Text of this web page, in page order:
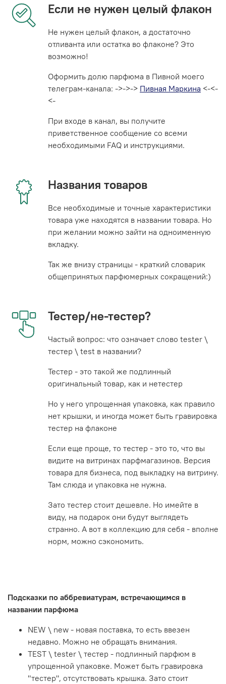
Если не нужен целый флакон
Не нужен целый флакон, а достаточно
отливанта или остатка во флаконе? Это
возможно!
Оформить долю парфюма в Пивной моего
телеграм-канала: ->->-> Пивная Маркина <-<-
<-
При входе в канал, вы получите
приветственное сообщение со всеми
необходимыми FAQ и инструкциями.
Названия товаров
Все необходимые и точные характеристики
товара уже находятся в названии товара. Но
при желании можно зайти на одноименную
вкладку.
Так же внизу страницы - краткий словарик
общепринятых парфюмерных сокращений:)
Тестер/не-тестер?
Частый вопрос: что означает слово tester \
тестер \ test в названии?
Тестер - это такой же подлинный
оригинальный товар, как и нетестер
Но у него упрощенная упаковка, как правило
нет крышки, и иногда может быть гравировка
тестер на флаконе
Если еще проще, то тестер - это то, что вы
видите на витринах парфмагазинов. Версия
товара для бизнеса, под выкладку на витрину.
Там слюда и упаковка не нужна.
Зато тестер стоит дешевле. Но имейте в
виду, на подарок они будут выглядеть
странно. А вот в коллекцию для себя - вполне
норм, можно сэкономить.
Подсказки по аббревиатурам, встречающимся в
названии парфюма
NEW \ new - новая поставка, то есть ввезен
недавно. Можно не обращать внимания.
TEST \ tester \ тестер - подлинный парфюм в
упрощенной упаковке. Может быть гравировка
"тестер", отсутствовать крышка. Зато стоит